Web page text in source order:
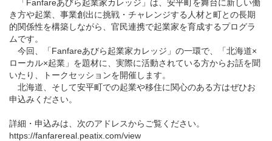
「Fanfareあびら起業家カレッジ」は、安平町を舞台に新しい働
き方や起業、事業創出に挑戦・チャレンジする人材と町との長期
的関係性を構築しながら、官民連携で起業家を育成するプログラ
ムです。
今回、「Fanfareあびら起業家カレッジ」の一環で、「北海道×
ローカル×起業」を題材に、実際に活動されている方からお話を聞
いたり、トークセッションを開催します。
北海道、そして安平町での起業や移住に関心のある方はぜひお
申込みください。
詳細・申込みは、次のアドレスからご覧ください。
https://fanfarereal.peatix.com/view